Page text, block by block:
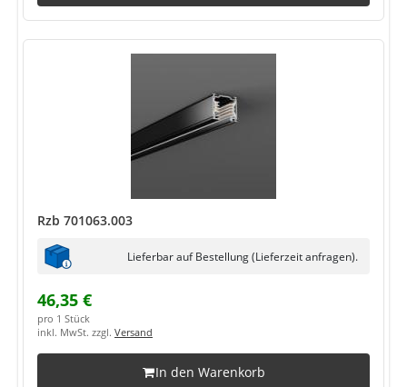
Rzb 701063.003
Lieferbar auf Bestellung (Lieferzeit anfragen).
46,35 €
pro 1 Stück
inkl. MwSt. zzgl. Versand
In den Warenkorb